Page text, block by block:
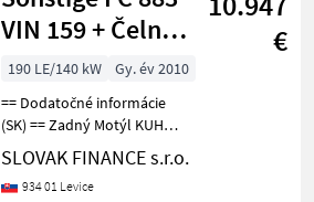
/
Sonstige
VIN 159 + Čelná
Kosa Kuhn FC
313 F VIN 3
€
190 LE/140 kW
Gy. év 2010
== Dodatočné informácie
(SK) == Zadný Motýl KUHN
FC 883 rv 2010, pracovná
šírka: 8, 8 m, prepravná
šírka: 3 m, výška pri
SLOVAK FINANCE s.r.o.
934 01 Levice